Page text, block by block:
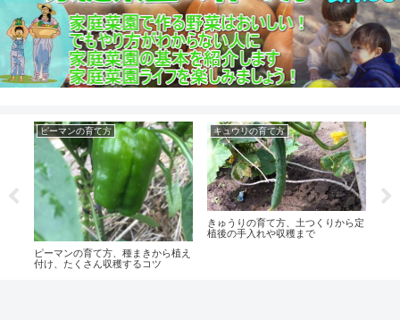
ピーマンの育て方
ピーマンの育て方、種まきから植え
付け、たくさん収穫するコツ
キュウリの育て方
きゅうりの育て方、土つくりから定
植後の手入れや収穫まで